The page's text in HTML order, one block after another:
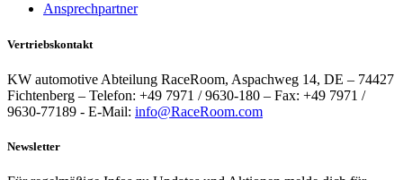
Ansprechpartner
Vertriebskontakt
KW automotive Abteilung RaceRoom, Aspachweg 14, DE – 74427
Fichtenberg – Telefon: +49 7971 / 9630-180 – Fax: +49 7971 /
9630-77189 - E-Mail: info@RaceRoom.com
Newsletter